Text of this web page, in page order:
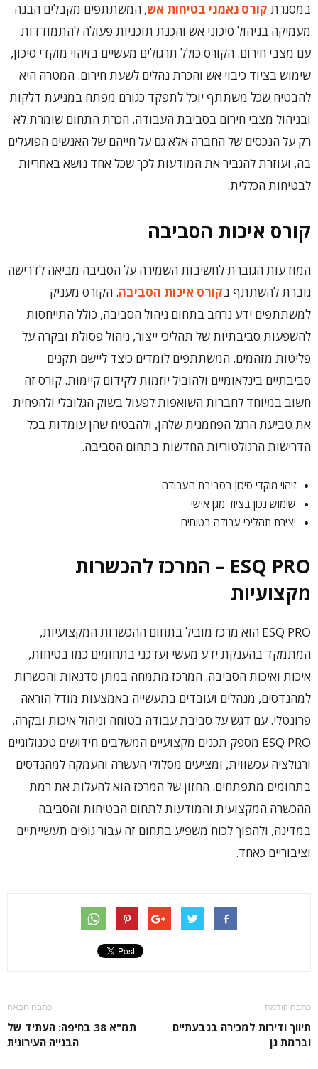
במסגרת קורס נאמני בטיחות אש, המשתתפים מקבלים הבנה
מעמיקה בניהול סיכוני אש והכנת תוכניות פעולה להתמודדות
עם מצבי חירום. הקורס כולל תרגולים מעשיים בזיהוי מוקדי סיכון,
שימוש בציוד כיבוי אש והכרת נהלים לשעת חירום. המטרה היא
להבטיח שכל משתתף יוכל לתפקד כגורם מפתח במניעת דלקות
ובניהול מצבי חירום בסביבת העבודה. הכרת התחום שומרת לא
רק על הנכסים של החברה אלא גם על חייהם של האנשים הפועלים
בה, ועוזרת להגביר את המודעות לכך שכל אחד נושא באחריות
לבטיחות הכללית.
קורס איכות הסביבה
המודעות הגוברת לחשיבות השמירה על הסביבה מביאה לדרישה
גוברת להשתתף בקורס איכות הסביבה. הקורס מעניק
למשתתפים ידע נרחב בתחום ניהול הסביבה, כולל התייחסות
להשפעות סביבתיות של תהליכי ייצור, ניהול פסולת ובקרה על
פליטות מזהמים. המשתתפים לומדים כיצד ליישם תקנים
סביבתיים בינלאומיים ולהוביל יוזמות לקידום קיימות. קורס זה
חשוב במיוחד לחברות השואפות לפעול בשוק הגלובלי ולהפחית
את טביעת הרגל הפחמנית שלהן, ולהבטיח שהן עומדות בכל
הדרישות הרגולטוריות החדשות בתחום הסביבה.
זיהוי מוקדי סיכון בסביבת העבודה
שימוש נכון בציוד מגן אישי
יצירת תהליכי עבודה בטוחים
ESQ PRO – המרכז להכשרות
מקצועיות
ESQ PRO הוא מרכז מוביל בתחום ההכשרות המקצועיות,
המתמקד בהענקת ידע מעשי ועדכני בתחומים כמו בטיחות,
איכות ואיכות הסביבה. המרכז מתמחה במתן סדנאות והכשרות
למהנדסים, מנהלים ועובדים בתעשייה באמצעות מודל הוראה
פרונטלי. עם דגש על סביבת עבודה בטוחה וניהול איכות ובקרה,
ESQ PRO מספק תכנים מקצועיים המשלבים חידושים טכנולוגיים
ורגולציה עכשווית, ומציעים מסלולי העשרה והעמקה למהנדסים
בתחומים מתפתחים. החזון של המרכז הוא להעלות את רמת
ההכשרה המקצועית והמודעות לתחום הבטיחות והסביבה
במדינה, ולהפוך לכוח משפיע בתחום זה עבור גופים תעשייתיים
וציבוריים כאחד.
כתבה קודמת
תיווך ודירות למכירה בגבעתיים
וברמת גן
כתבה הבאה
תמ"א 38 בחיפה: העתיד של
הבנייה העירונית